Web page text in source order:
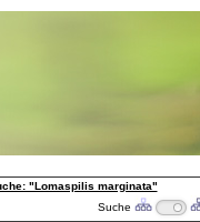
"Lomaspilis marginata"
Suche